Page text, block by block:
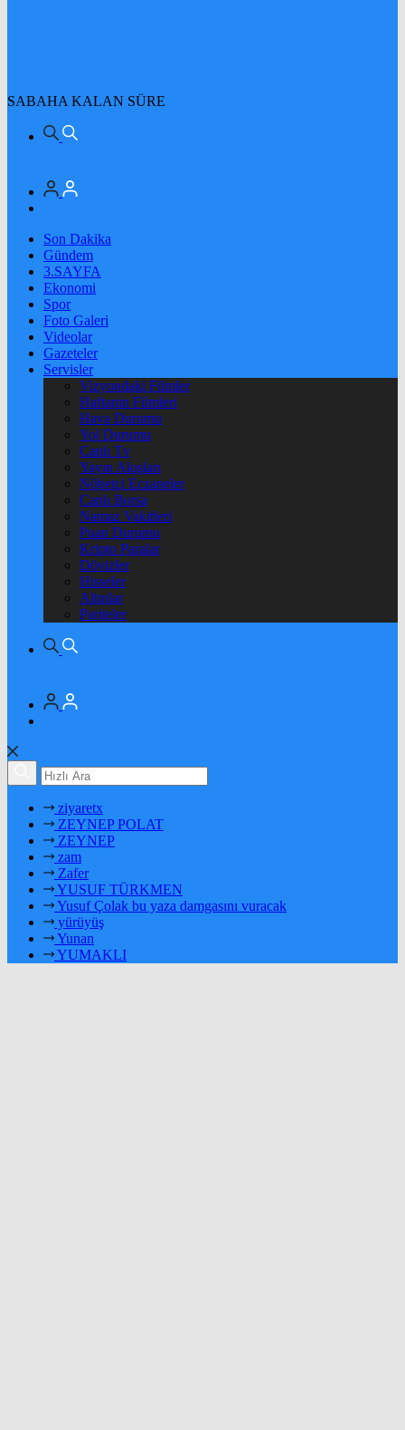
SABAHA KALAN SÜRE
Son Dakika
Gündem
3.SAYFA
Ekonomi
Spor
Foto Galeri
Videolar
Gazeteler
Servisler
Vizyondaki Filmler
Haftanin Filmleri
Hava Durumu
Yol Durumu
Canlı Tv
Yayın Akışları
Nöbetçi Eczaneler
Canlı Borsa
Namaz Vakitleri
Puan Durumu
Kripto Paralar
Dövizler
Hisseler
Altınlar
Pariteler
ziyaretx
ZEYNEP POLAT
ZEYNEP
zam
Zafer
YUSUF TÜRKMEN
Yusuf Çolak bu yaza damgasını vuracak
yürüyüş
Yunan
YUMAKLI